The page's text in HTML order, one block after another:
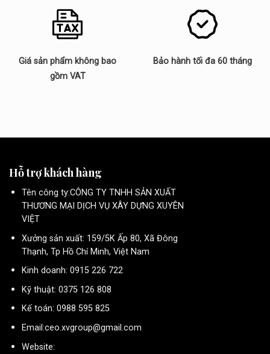
Giá sản phẩm không bao
gồm VAT
Bảo hành tối đa 60 tháng
Hỗ trợ khách hàng
Tên công ty:CÔNG TY TNHH SẢN XUẤT
THƯƠNG MẠI DỊCH VỤ XÂY DỰNG XUYÊN
VIỆT
Xưởng sản xuất: 159/5K Ấp 80, Xã Đông
Thạnh, Tp Hồ Chí Minh, Việt Nam
Kinh doanh: 0915 226 722
Kỹ thuật: 0375 126 808
Kế toán: 0988 595 825
Email:ceo.xvgroup@gmail.com
Website: